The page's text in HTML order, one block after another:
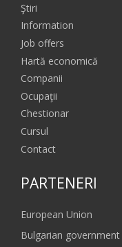
Ştiri
Information
Job offers
Hartă economică
Companii
Ocupaţii
Chestionar
Cursul
Contact
PARTENERI
European Union
Bulgarian government